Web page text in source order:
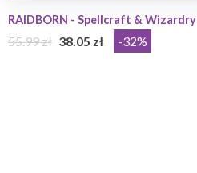
RAIDBORN - Spellcraft & Wizardry
55.99 zł 38.05 zł -32%